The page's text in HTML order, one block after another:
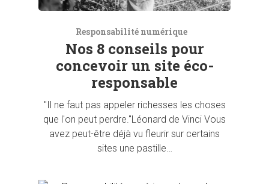
Responsabilité numérique
Nos 8 conseils pour
concevoir un site éco-
responsable
"Il ne faut pas appeler richesses les choses
que l'on peut perdre."Léonard de Vinci Vous
avez peut-être déjà vu fleurir sur certains
sites une pastille…